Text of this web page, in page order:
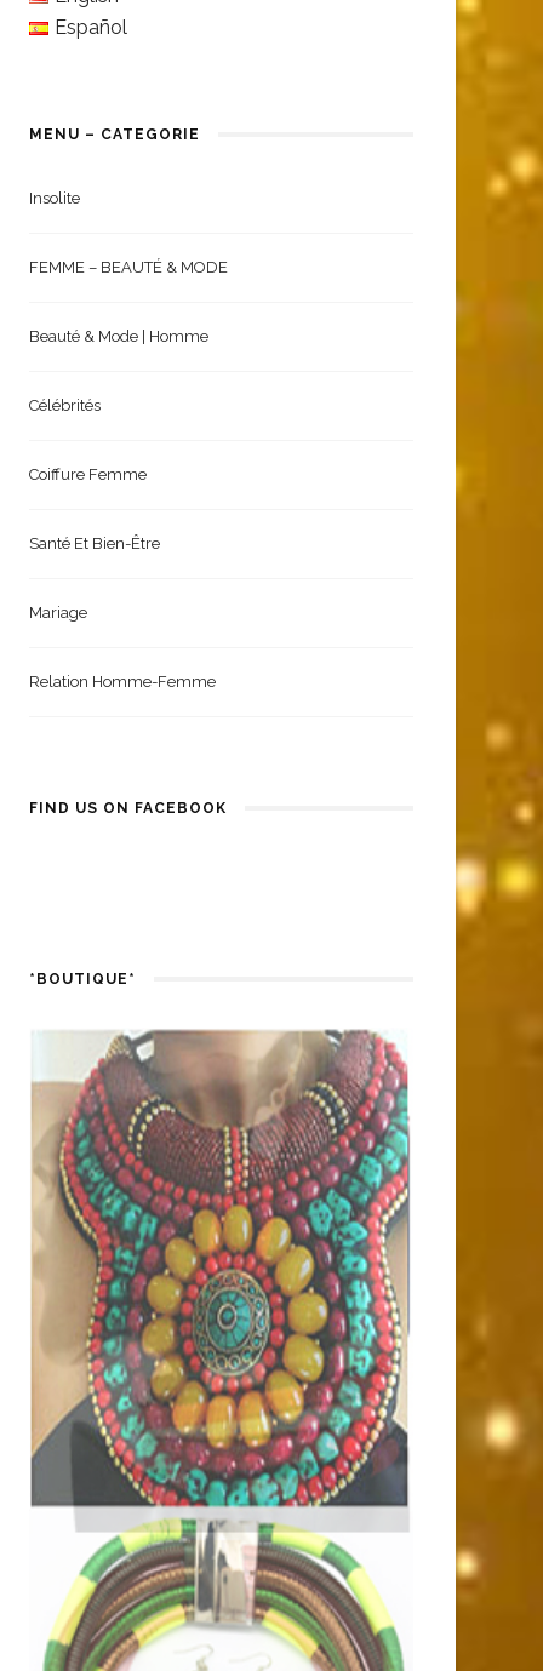
Español
MENU – CATEGORIE
Insolite
FEMME – BEAUTÉ & MODE
Beauté & Mode | Homme
Célébrités
Coiffure Femme
Santé Et Bien-Être
Mariage
Relation Homme-Femme
FIND US ON FACEBOOK
*BOUTIQUE*